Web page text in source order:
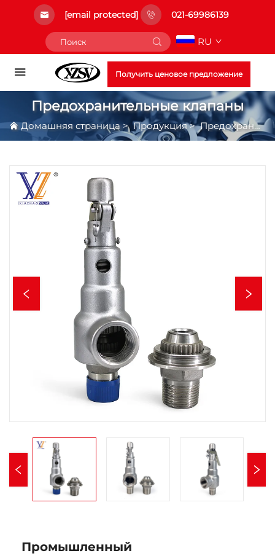
[email protected] 021-69986139
RU
Получить ценовое предложение
Предохранительные клапаны
Домашняя страница>Продукция>Предохранительные клапаны
Промышленный